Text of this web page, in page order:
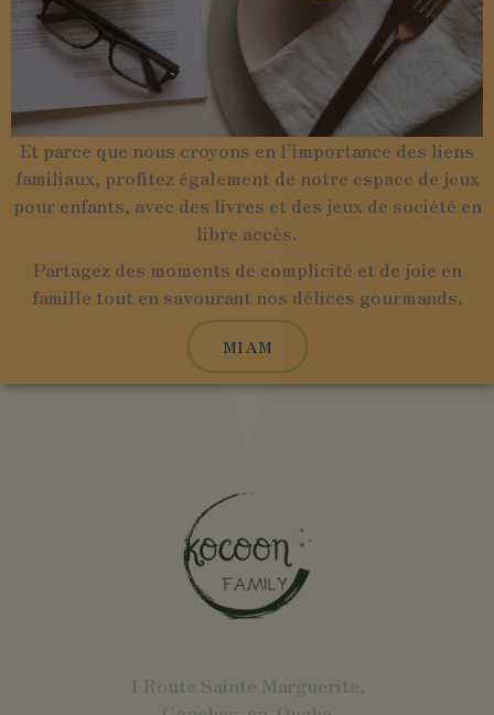
Et parce que nous croyons en l’importance des liens
familiaux, profitez également de notre espace de jeux
pour enfants, avec des livres et des jeux de société en
libre accès.
Partagez des moments de complicité et de joie en
famille tout en savourant nos délices gourmands.
MIAM
1 Route Sainte Marguerite,